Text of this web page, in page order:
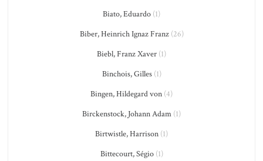
Biato, Eduardo (1)
Biber, Heinrich Ignaz Franz(26)
Biebl, Franz Xaver (1)
Binchois, Gilles(1)
Bingen, Hildegard von (4)
Birckenstock, Johann Adam (1)
Birtwistle, Harrison (1)
Bittecourt, Ségio(1)